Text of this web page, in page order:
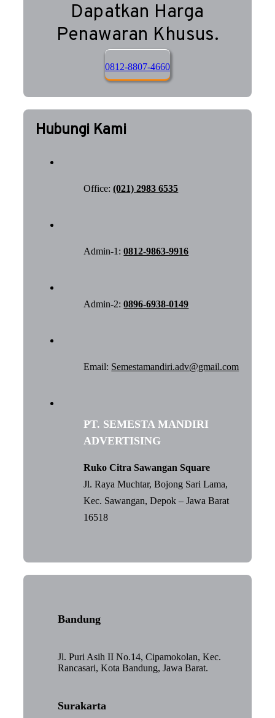
Dapatkan Harga
Penawaran Khusus.
0812-8807-4660
Hubungi Kami
Office:(021) 2983 6535
Admin-1:0812-9863-9916
Admin-2:0896-6938-0149
Email: Semestamandiri.adv@gmail.com
PT. SEMESTA MANDIRI
ADVERTISING
Ruko Citra Sawangan Square
Jl. Raya Muchtar, Bojong Sari Lama,
Kec. Sawangan, Depok – Jawa Barat
16518
Bandung
Jl. Puri Asih II No.14, Cipamokolan, Kec.
Rancasari, Kota Bandung, Jawa Barat.
Surakarta